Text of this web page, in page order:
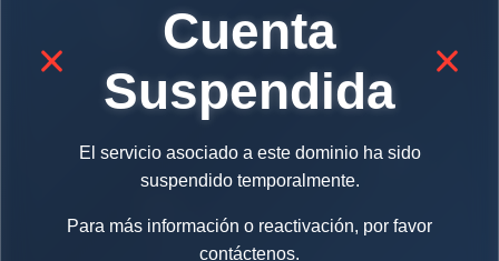
Cuenta
Suspendida
El servicio asociado a este dominio ha sido
suspendido temporalmente.
Para más información o reactivación, por favor
contáctenos.